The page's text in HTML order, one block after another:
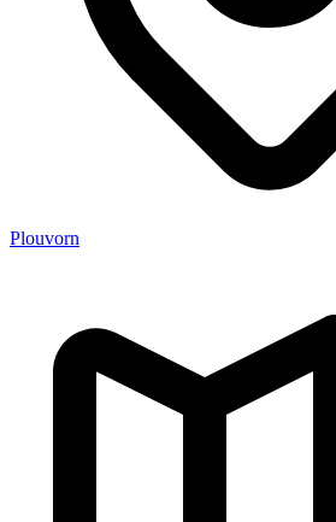
Plouvorn